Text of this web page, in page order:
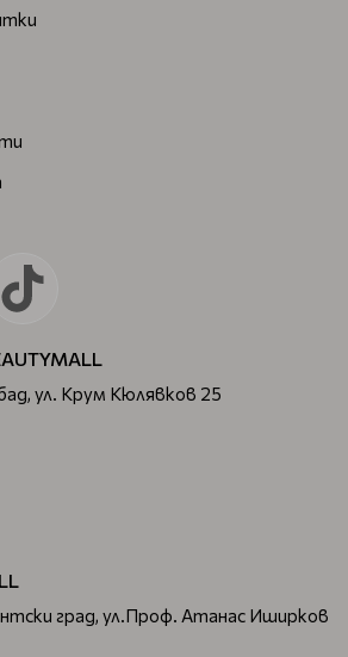
ул. Крум Кюлявков 25
град, ул.Проф. Атанас Иширков